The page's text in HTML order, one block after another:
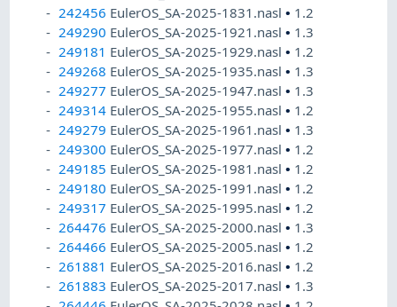
242456 EulerOS_SA-2025-1831.nasl• 1.2
249290 EulerOS_SA-2025-1921.nasl• 1.3
249181 EulerOS_SA-2025-1929.nasl• 1.2
249268 EulerOS_SA-2025-1935.nasl• 1.3
249277 EulerOS_SA-2025-1947.nasl• 1.3
249314 EulerOS_SA-2025-1955.nasl• 1.2
249279 EulerOS_SA-2025-1961.nasl• 1.3
249300 EulerOS_SA-2025-1977.nasl• 1.2
249185 EulerOS_SA-2025-1981.nasl• 1.2
249180 EulerOS_SA-2025-1991.nasl• 1.2
249317 EulerOS_SA-2025-1995.nasl• 1.2
264476 EulerOS_SA-2025-2000.nasl• 1.3
264466 EulerOS_SA-2025-2005.nasl• 1.2
261881 EulerOS_SA-2025-2016.nasl• 1.2
261883 EulerOS_SA-2025-2017.nasl• 1.3